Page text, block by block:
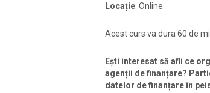
Locație: Online
Acest curs va dura 60 de
Ești interesat să afli ce
agenții de finanțare?
datelor de finanțare în